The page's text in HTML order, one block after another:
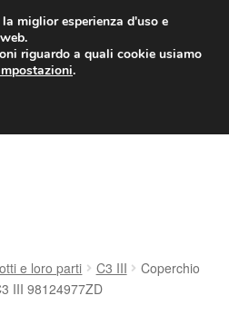
da 7 EUR
16:00/800 580 290
e loro parti C3 III
Coperchio
III 98124977ZD
miglior esperienza d'uso e
riguardo a quali cookie usiamo
.